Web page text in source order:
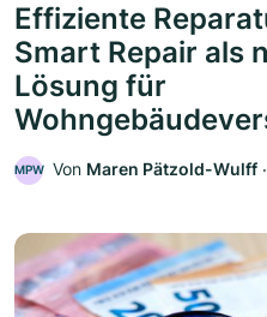
Effiziente
Smart Repair als
Lösung für
MPW Von Maren Pätzold-Wulff ‧